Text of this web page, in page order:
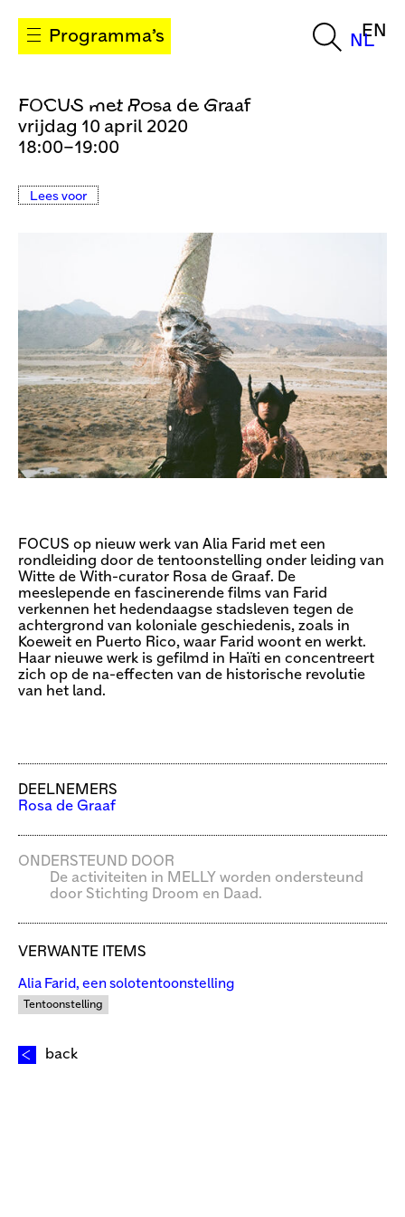
Programma’s NL
EN
FOCUS met Rosa de Graaf
vrijdag 10 april 2020
18:00–19:00
Lees voor
FOCUS op nieuw werk van Alia Farid met een
rondleiding door de tentoonstelling onder leiding van
Witte de With-curator Rosa de Graaf. De
meeslepende en fascinerende films van Farid
verkennen het hedendaagse stadsleven tegen de
achtergrond van koloniale geschiedenis, zoals in
Koeweit en Puerto Rico, waar Farid woont en werkt.
Haar nieuwe werk is gefilmd in Haïti en concentreert
zich op de na-effecten van de historische revolutie
van het land.
DEELNEMERS
Rosa de Graaf
ONDERSTEUND DOOR
De activiteiten in MELLY worden ondersteund
door Stichting Droom en Daad.
VERWANTE ITEMS
Alia Farid, een solotentoonstelling
Tentoonstelling
back